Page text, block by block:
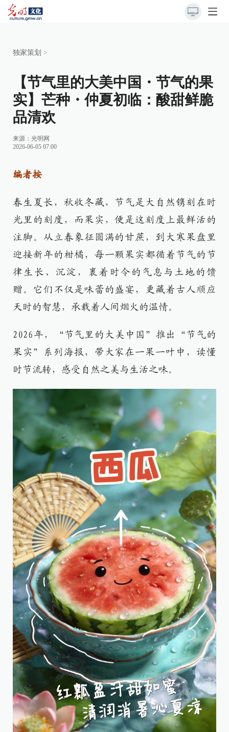
独家策划 >
【节气里的大美中国・节气的果
实】芒种・仲夏初临：酸甜鲜脆
品清欢
来源： 光明网
2026-06-05 07:00
编者按
春生夏长，秋收冬藏，节气是大自然镌刻在时
光里的刻度，而果实，便是这刻度上最鲜活的
注脚。从立春象征圆满的甘蔗，到大寒果盘里
迎接新年的柑橘，每一颗果实都循着节气的节
律生长、沉淀，裹着时令的气息与土地的馈
赠。它们不仅是味蕾的盛宴，更藏着古人顺应
天时的智慧，承载着人间烟火的温情。
2026年，“节气里的大美中国”推出“节气的
果实”系列海报，带大家在一果一叶中，读懂
时节流转，感受自然之美与生活之味。